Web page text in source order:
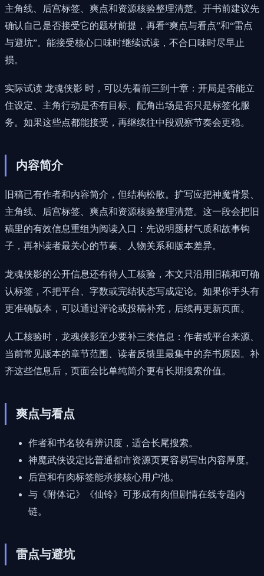
主角线、后宫标签、爽点和资源核验整理清楚。开书前建议先
确认自己是否接受它的题材前提，再看“爽点与看点”和“雷点
与避坑”。能接受核心口味时继续试读，不合口味时尽早止
损。
实际试读 龙魂侠影 时，可以先看前三到十章：开局是否能立
住设定、主角行动是否有目标、配角出场是否只是标签化服
务。如果这些点都能接受，再继续往中段观察节奏会更稳。
内容简介
旧稿已有作者和内容简介，但结构松散。扩写应把神魔背景、
主角线、后宫标签、爽点和资源核验整理清楚。这一段会把旧
稿里的有效信息重组为阅读入口：先说明题材气质和故事钩
子，再补读者最关心的节奏、人物关系和版本差异。
龙魂侠影的公开信息还有待人工核验，本文只沿用旧稿和可确
认标签，不把平台、字数或完结状态写成定论。如果你手头有
更准确版本，可以通过评论或投稿补充，后续再更新页面。
人工核验时，龙魂侠影至少要补三类信息：作者或平台来源、
当前常见版本的章节范围、读者反馈里最集中的弃书原因。补
齐这些信息后，页面会比单纯简介更有长期搜索价值。
爽点与看点
作者和书名较有辨识度，适合长尾搜索。
神魔武侠设定比普通都市资源页更容易写出内容厚度。
后宫和有肉标签能承接核心用户池。
与《附体记》《仙铃》可形成有肉但剧情在线专题内
链。
雷点与避坑